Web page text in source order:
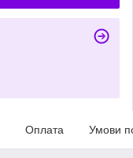
Оплата Умови